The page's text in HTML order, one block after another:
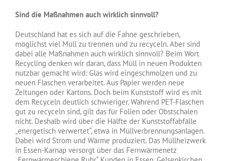
Sind die Maßnahmen auch wirklich sinnvoll?
Deutschland hat es sich auf die Fahne geschrieben,
möglichst viel Müll zu trennen und zu recyceln. Aber sind
dabei alle Maßnahmen auch wirklich sinnvoll? Beim Wort
Recycling denken wir daran, dass Müll in neuen Produkten
nutzbar gemacht wird: Glas wird eingeschmolzen und zu
neuen Flaschen verarbeitet. Aus Papier werden neue
Zeitungen oder Kartons. Doch beim Kunststoff wird es mit
dem Recyceln deutlich schwieriger. Während PET-Flaschen
gut zu recyceln sind, gilt das für Folien oder Obstschalen
nicht. Deshalb wird über die Hälfte der Kunststoffabfälle
„energetisch verwertet“, etwa in Müllverbrennungsanlagen.
Dabei wird Strom und Wärme produziert. Das Müllheizwerk
in Essen-Karnap versorgt über das Fernwärmenetz